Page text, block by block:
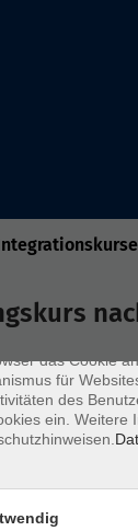
des
werden. Ihr
das Cookie
für
des
ein. Weitere